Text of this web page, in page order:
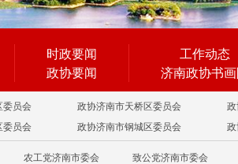
时政要闻
政协要闻
工作动态
济南政协书
委员会 政协济南市天桥区委员会
委员会 政协济南市钢城区委员会
农工党济南市委会 致公党济南市委会